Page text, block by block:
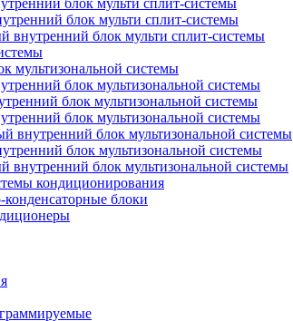
блок мульти сплит-системы
блок мульти сплит-системы
внутренний блок мульти сплит-системы
мультизональной системы
блок мультизональной системы
блок мультизональной системы
блок мультизональной системы
внутренний блок мультизональной системы
блок мультизональной системы
внутренний блок мультизональной системы
кондиционирования
блоки